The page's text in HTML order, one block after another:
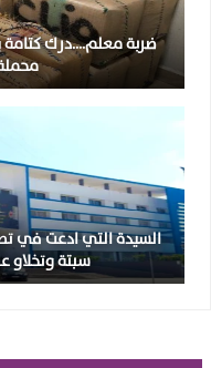
السيدة التي ادعت في
سبتة وتخلاو